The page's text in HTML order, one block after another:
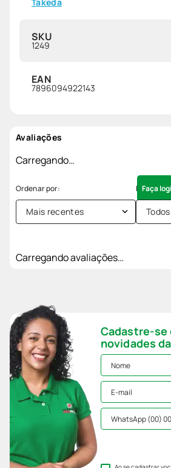
SKU
1249
EAN
7896094922143
Avaliações
Carregando…
Faça
Mais recentes Todos
Carregando avaliações…
Cadastre-se
novidades